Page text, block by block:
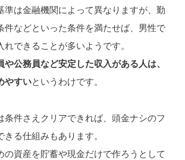
準は金融機関によって異なりますが、勤
件などといった条件を満たせば、男性で
れできることが多いようです。
や公務員など安定した収入がある人は、
やすいというわけです。
条件さえクリアできれば、頭金ナシのフ
る仕組みもあります。
の資産を貯蓄や現金だけで作ろうとして